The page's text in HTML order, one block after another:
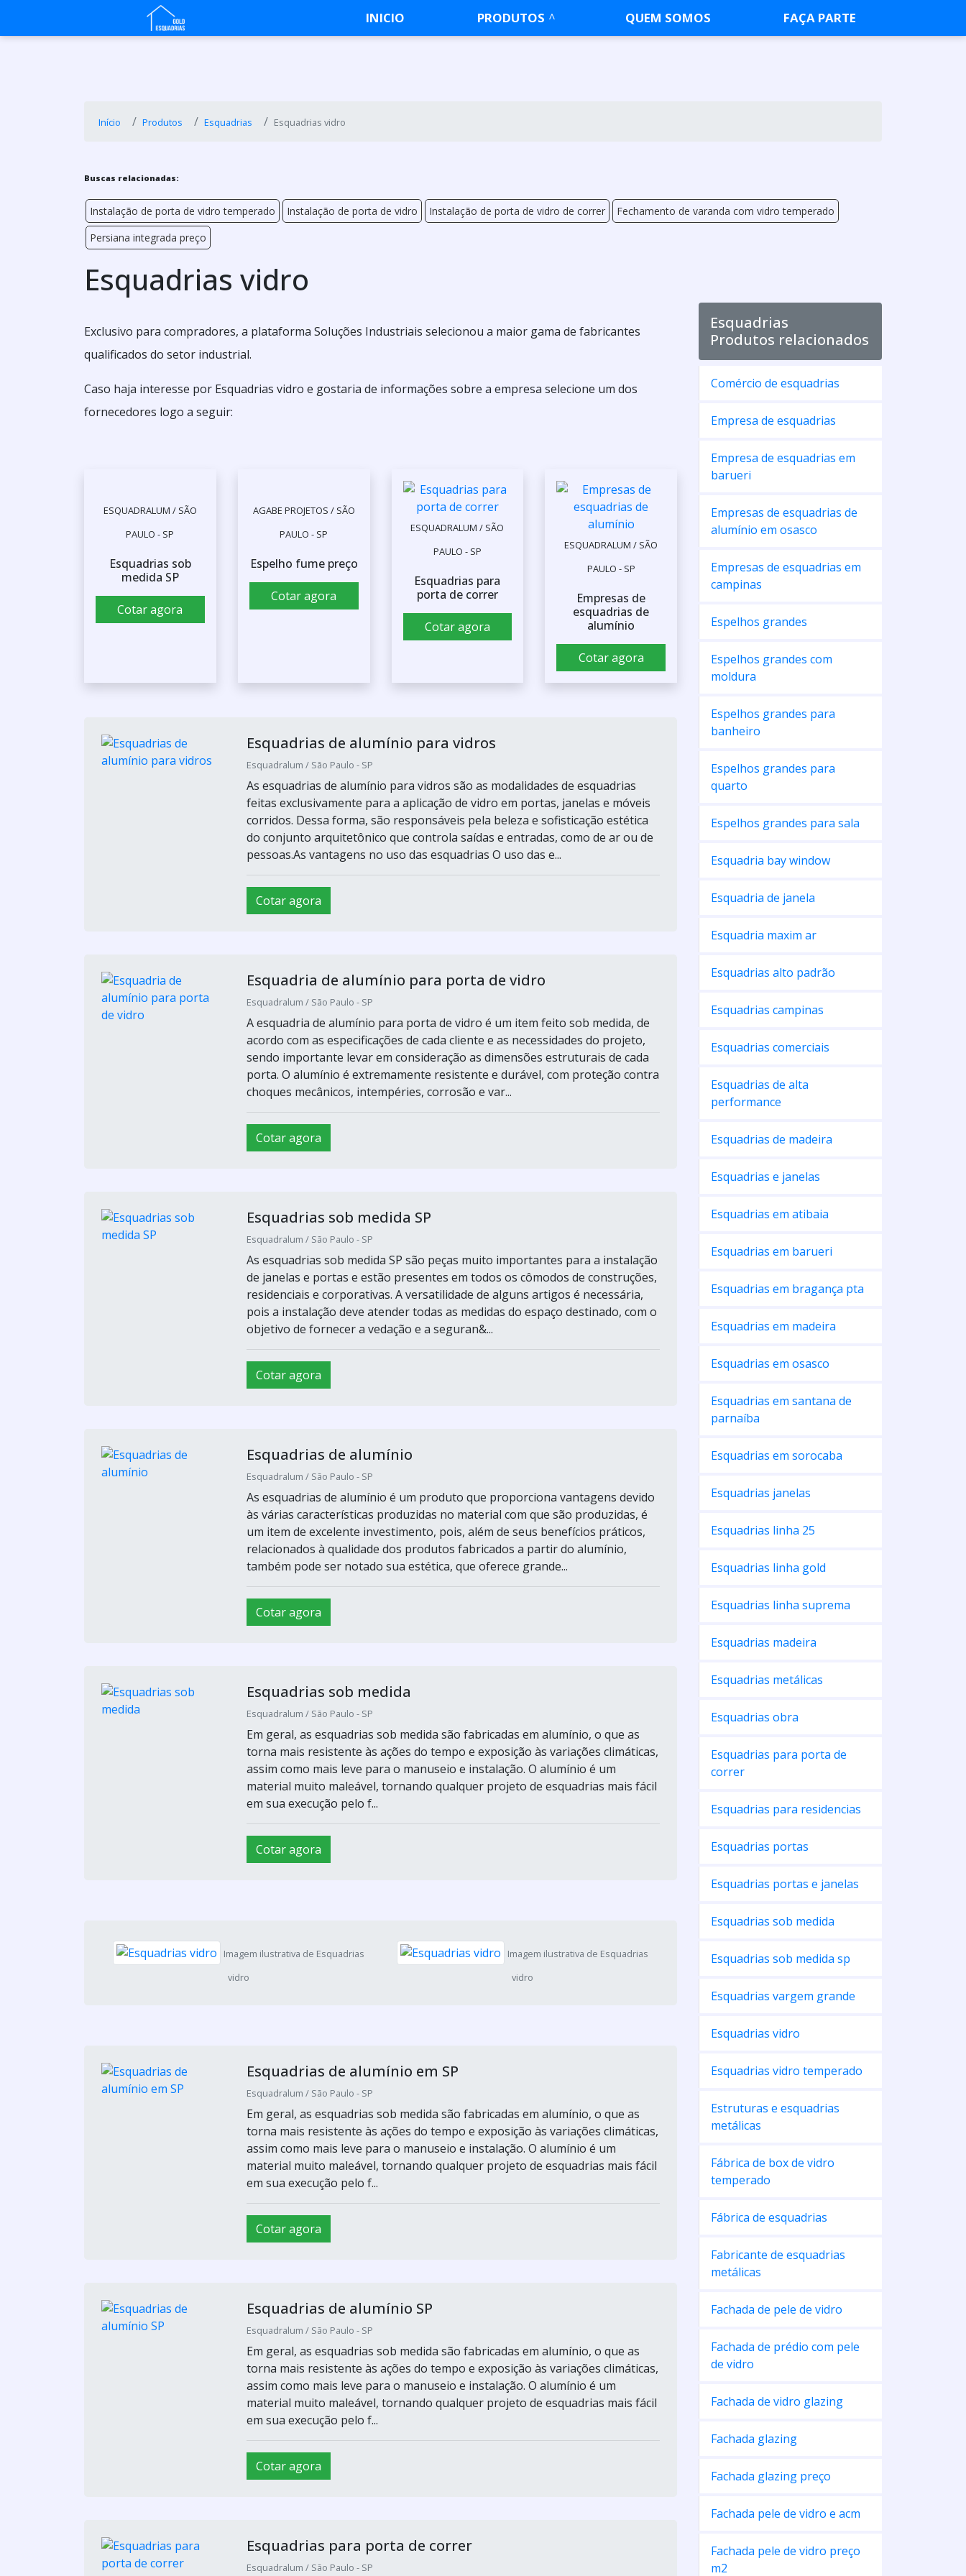
INICIO PRODUTOS QUEM SOMOS FAÇA PARTE
Início Produtos Esquadrias Esquadrias vidro
Buscas relacionadas:
Instalação de porta de vidro temperado Instalação de porta de vidro Instalação de porta de vidro de correr
Fechamento de varanda com vidro temperado
Persiana integrada preço
Esquadrias vidro
Exclusivo para compradores, a plataforma Soluções Industriais selecionou a maior gama de fabricantes
qualificados do setor industrial.
Caso haja interesse por Esquadrias vidro e gostaria de informações sobre a empresa selecione um dos
fornecedores logo a seguir:
ESQUADRALUM / SÃO
PAULO - SP
Esquadrias sob
medida SP
Cotar agora
AGABE PROJETOS / SÃO
PAULO - SP
Espelho fume preço
Cotar agora
ESQUADRALUM / SÃO
PAULO - SP
Esquadrias para
porta de correr
Cotar agora
ESQUADRALUM / SÃO
PAULO - SP
Empresas de
esquadrias de
alumínio
Cotar agora
Esquadrias de alumínio para vidros
Esquadralum / São Paulo - SP
As esquadrias de alumínio para vidros são as modalidades de esquadrias
feitas exclusivamente para a aplicação de vidro em portas, janelas e móveis
corridos. Dessa forma, são responsáveis pela beleza e sofisticação estética
do conjunto arquitetônico que controla saídas e entradas, como de ar ou de
pessoas.As vantagens no uso das esquadrias O uso das e...
Cotar agora
Esquadria de alumínio para porta de vidro
Esquadralum / São Paulo - SP
A esquadria de alumínio para porta de vidro é um item feito sob medida, de
acordo com as especificações de cada cliente e as necessidades do projeto,
sendo importante levar em consideração as dimensões estruturais de cada
porta. O alumínio é extremamente resistente e durável, com proteção contra
choques mecânicos, intempéries, corrosão e var...
Cotar agora
Esquadrias sob medida SP
Esquadralum / São Paulo - SP
As esquadrias sob medida SP são peças muito importantes para a instalação
de janelas e portas e estão presentes em todos os cômodos de construções,
residenciais e corporativas. A versatilidade de alguns artigos é necessária,
pois a instalação deve atender todas as medidas do espaço destinado, com o
objetivo de fornecer a vedação e a seguran&...
Cotar agora
Esquadrias de alumínio
Esquadralum / São Paulo - SP
As esquadrias de alumínio é um produto que proporciona vantagens devido
às várias características produzidas no material com que são produzidas, é
um item de excelente investimento, pois, além de seus benefícios práticos,
relacionados à qualidade dos produtos fabricados a partir do alumínio,
também pode ser notado sua estética, que oferece grande...
Cotar agora
Esquadrias sob medida
Esquadralum / São Paulo - SP
Em geral, as esquadrias sob medida são fabricadas em alumínio, o que as
torna mais resistente às ações do tempo e exposição às variações climáticas,
assim como mais leve para o manuseio e instalação. O alumínio é um
material muito maleável, tornando qualquer projeto de esquadrias mais fácil
em sua execução pelo f...
Cotar agora
Imagem ilustrativa de Esquadrias
vidro
Imagem ilustrativa de Esquadrias
vidro
Esquadrias de alumínio em SP
Esquadralum / São Paulo - SP
Em geral, as esquadrias sob medida são fabricadas em alumínio, o que as
torna mais resistente às ações do tempo e exposição às variações climáticas,
assim como mais leve para o manuseio e instalação. O alumínio é um
material muito maleável, tornando qualquer projeto de esquadrias mais fácil
em sua execução pelo f...
Cotar agora
Esquadrias de alumínio SP
Esquadralum / São Paulo - SP
Em geral, as esquadrias sob medida são fabricadas em alumínio, o que as
torna mais resistente às ações do tempo e exposição às variações climáticas,
assim como mais leve para o manuseio e instalação. O alumínio é um
material muito maleável, tornando qualquer projeto de esquadrias mais fácil
em sua execução pelo f...
Cotar agora
Esquadrias para porta de correr
Esquadralum / São Paulo - SP
Esquadrias
Produtos relacionados
Comércio de esquadrias
Empresa de esquadrias
Empresa de esquadrias em
barueri
Empresas de esquadrias de
alumínio em osasco
Empresas de esquadrias em
campinas
Espelhos grandes
Espelhos grandes com
moldura
Espelhos grandes para
banheiro
Espelhos grandes para
quarto
Espelhos grandes para sala
Esquadria bay window
Esquadria de janela
Esquadria maxim ar
Esquadrias alto padrão
Esquadrias campinas
Esquadrias comerciais
Esquadrias de alta
performance
Esquadrias de madeira
Esquadrias e janelas
Esquadrias em atibaia
Esquadrias em barueri
Esquadrias em bragança pta
Esquadrias em madeira
Esquadrias em osasco
Esquadrias em santana de
parnaíba
Esquadrias em sorocaba
Esquadrias janelas
Esquadrias linha 25
Esquadrias linha gold
Esquadrias linha suprema
Esquadrias madeira
Esquadrias metálicas
Esquadrias obra
Esquadrias para porta de
correr
Esquadrias para residencias
Esquadrias portas
Esquadrias portas e janelas
Esquadrias sob medida
Esquadrias sob medida sp
Esquadrias vargem grande
Esquadrias vidro
Esquadrias vidro temperado
Estruturas e esquadrias
metálicas
Fábrica de box de vidro
temperado
Fábrica de esquadrias
Fabricante de esquadrias
metálicas
Fachada de pele de vidro
Fachada de prédio com pele
de vidro
Fachada de vidro glazing
Fachada glazing
Fachada glazing preço
Fachada pele de vidro e acm
Fachada pele de vidro preço
m2